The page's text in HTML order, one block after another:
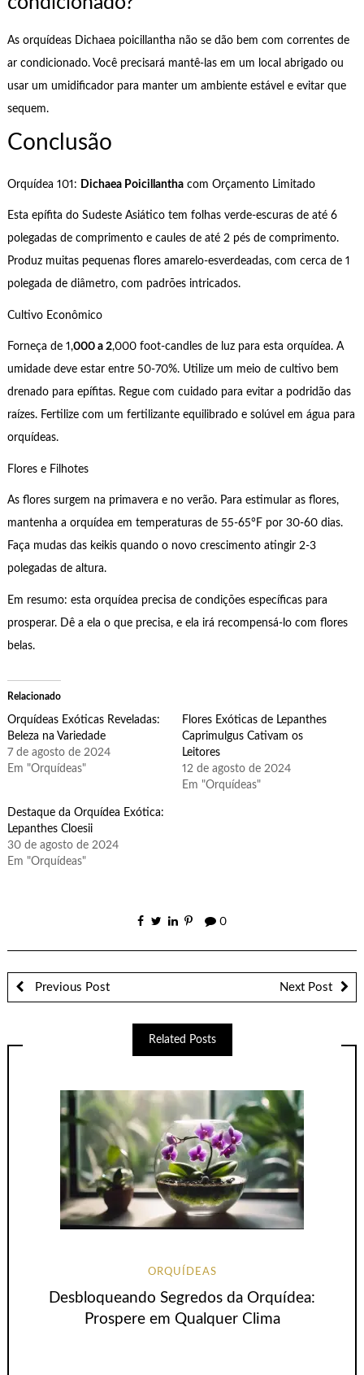
As orquídeas Dichaea poicillantha não se dão bem com correntes de
ar condicionado. Você precisará mantê-las em um local abrigado ou
usar um umidificador para manter um ambiente estável e evitar que
sequem.
Conclusão
Orquídea 101: Dichaea Poicillanthacom Orçamento Limitado
Esta epífita do Sudeste Asiático tem folhas verde-escuras de até 6
polegadas de comprimento e caules de até 2 pés de comprimento.
Produz muitas pequenas flores amarelo-esverdeadas, com cerca de 1
polegada de diâmetro, com padrões intricados.
Cultivo Econômico
Forneça de 1,000 a 2,000 foot-candles de luz para esta orquídea. A
umidade deve estar entre 50-70%. Utilize um meio de cultivo bem
drenado para epífitas. Regue com cuidado para evitar a podridão das
raízes. Fertilize com um fertilizante equilibrado e solúvel em água para
orquídeas.
Flores e Filhotes
As flores surgem na primavera e no verão. Para estimular as flores,
mantenha a orquídea em temperaturas de 55-65°F por 30-60 dias.
Faça mudas das keikis quando o novo crescimento atingir 2-3
polegadas de altura.
Em resumo: esta orquídea precisa de condições específicas para
prosperar. Dê a ela o que precisa, e ela irá recompensá-lo com flores
belas.
Relacionado
Orquídeas Exóticas Reveladas:
Beleza na Variedade
7 de agosto de 2024
Em "Orquídeas"
Flores Exóticas de Lepanthes
Caprimulgus Cativam os
Leitores
12 de agosto de 2024
Em "Orquídeas"
Destaque da Orquídea Exótica:
Lepanthes Cloesii
30 de agosto de 2024
Em "Orquídeas"
0
Previous Post Next Post
Related Posts
ORQUÍDEAS
Desbloqueando Segredos da Orquídea:
Prospere em Qualquer Clima